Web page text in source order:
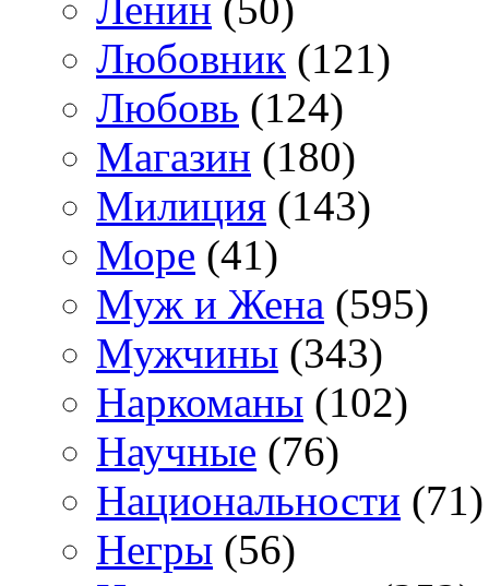
Любовник (121)
Любовь (124)
Магазин (180)
Милиция (143)
Море (41)
Муж и Жена (595)
Мужчины (343)
Наркоманы (102)
Научные (76)
Национальности (71)
Негры (56)